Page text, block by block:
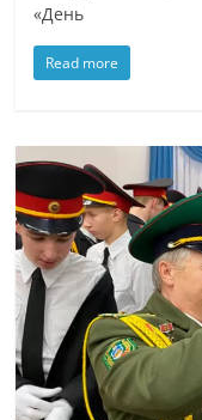
«День
Read more